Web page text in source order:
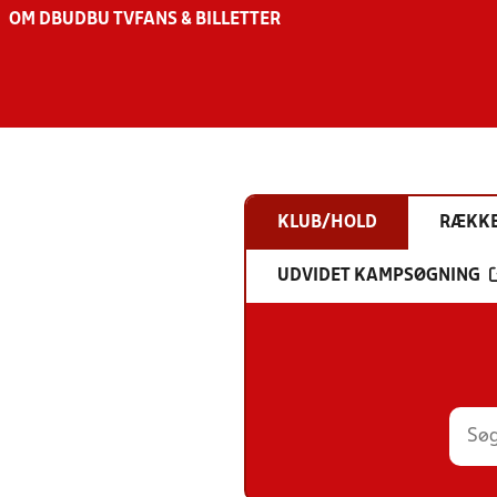
OM DBU DBU TV FANS & BILLETTER
KLUB/HOLD
UDVIDET KAMPSØGNING